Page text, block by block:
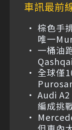
車訊最前
棕色手
唯一
一桶油
全球僅
Audi
編成挑